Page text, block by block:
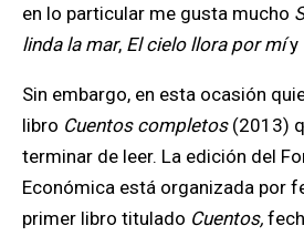
en lo particular me gusta mucho
linda la mar, El cielo llora por míy
Sin embargo, en esta ocasión quiero comentar el
libro Cuentos completos(2013)
terminar de leer. La edición del
Económica está organizada por
primer libro titulado Cuentos,